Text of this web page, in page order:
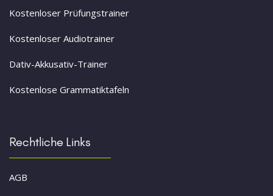
Kostenloser Prüfungstrainer
Kostenloser Audiotrainer
Dativ-Akkusativ-Trainer
Kostenlose Grammatiktafeln
Rechtliche Links
AGB